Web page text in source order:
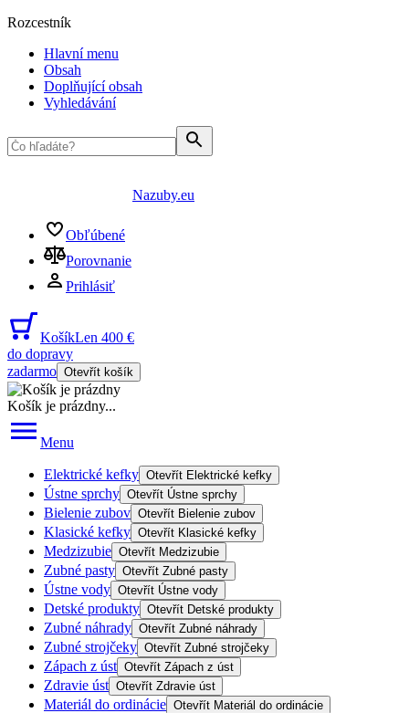
Rozcestník
Hlavní menu
Obsah
Doplňující obsah
Vyhledávání
Nazuby.eu
Obľúbené
Porovnanie
Prihlásiť
KošíkLen 400 €
do dopravy
zadarmo Otevřít košík
Košík je prázdny...
Menu
Elektrické kefky Otevřít Elektrické kefky
Ústne sprchy Otevřít Ústne sprchy
Bielenie zubov Otevřít Bielenie zubov
Klasické kefky Otevřít Klasické kefky
Medzizubie Otevřít Medzizubie
Zubné pasty Otevřít Zubné pasty
Ústne vody Otevřít Ústne vody
Detské produkty Otevřít Detské produkty
Zubné náhrady Otevřít Zubné náhrady
Zubné strojčeky Otevřít Zubné strojčeky
Zápach z úst Otevřít Zápach z úst
Zdravie úst Otevřít Zdravie úst
Materiál do ordinácie Otevřít Materiál do ordinácie